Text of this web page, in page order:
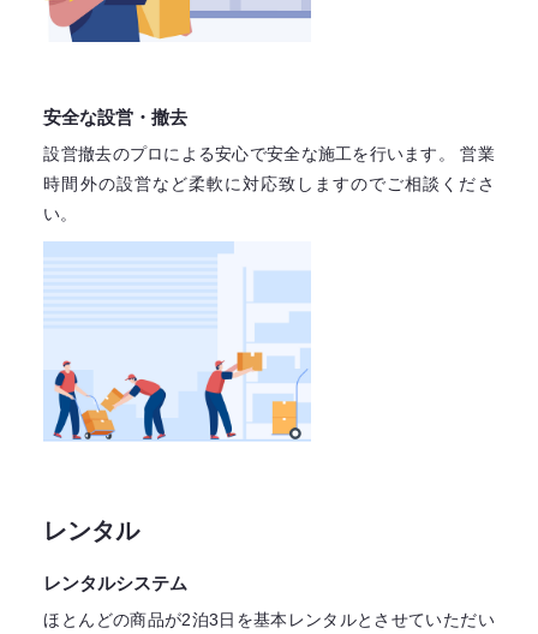
安全な設営・撤去
設営撤去のプロによる安心で安全な施工を行います。
営業
時間外の設営など柔軟に対応致しますのでご相談くださ
い。
レンタル
レンタルシステム
ほとんどの商品が2泊3日を基本レンタルとさせていただい